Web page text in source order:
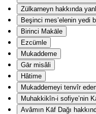
Zülkarneyn hakkında
Beşinci mes’elenin yedi
Birinci Makāle
Ezcümle
Mukaddeme
Gār misâli
Hâtime
Mukaddemeyi tenvîr
Muhakkikîn-i sofiye’nin
Avâmın Kāf Dağı